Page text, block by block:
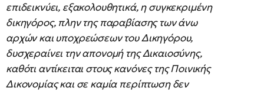
επιδεικνύει, εξακολουθητικά, η συγκεκριμένη
δικηγόρος, πλην της παραβίασης των άνω
αρχών και υποχρεώσεων του Δικηγόρου,
δυσχεραίνει την απονομή της Δικαιοσύνης,
καθότι αντίκειται στους κανόνες της Ποινικής
Δικονομίας και σε καμία περίπτωση δεν